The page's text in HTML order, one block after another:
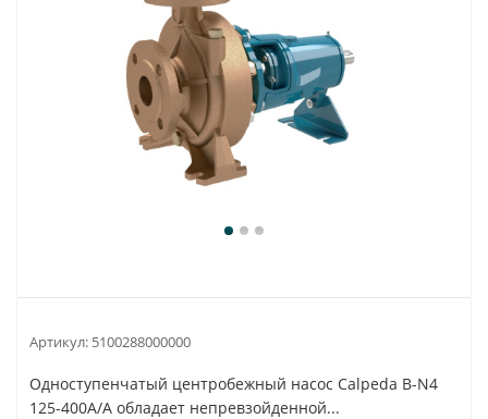
Артикул: 5100288000000
Одноступенчатый центробежный насос Calpeda B-N4
125-400A/A обладает непревзойденной...